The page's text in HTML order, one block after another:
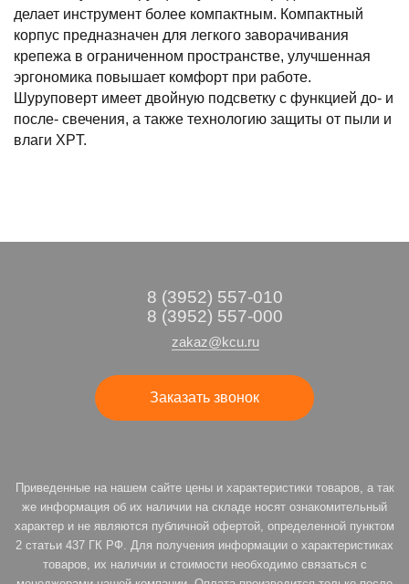
делает инструмент более компактным. Компактный
корпус предназначен для легкого заворачивания
крепежа в ограниченном пространстве, улучшенная
эргономика повышает комфорт при работе.
Шуруповерт имеет двойную подсветку с функцией до- и
после- свечения, а также технологию защиты от пыли и
влаги XPT.
8 (3952) 557-010
8 (3952) 557-000
zakaz@kcu.ru
Заказать звонок
Приведенные на нашем сайте цены и характеристики товаров, а так
же информация об их наличии на складе носят ознакомительный
характер и не являются публичной офертой, определенной пунктом
2 статьи 437 ГК РФ. Для получения информации о характеристиках
товаров, их наличии и стоимости необходимо связаться с